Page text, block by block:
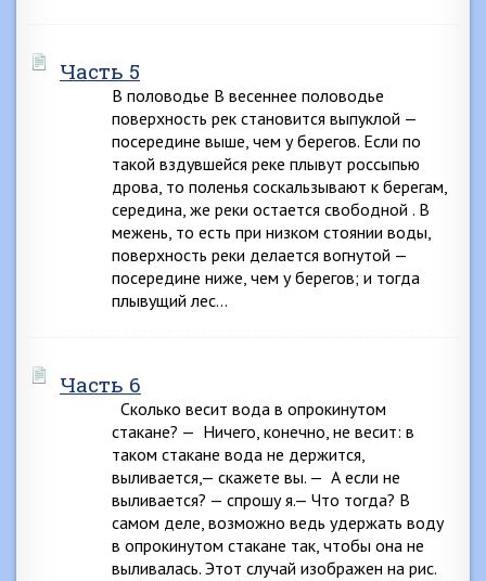
Часть 5
В половодье В весеннее половодье
поверхность рек становится выпуклой —
посередине выше, чем у берегов. Если по
такой вздувшейся реке плывут россыпью
дрова, то поленья соскальзывают к берегам,
середина, же реки остается свободной . В
межень, то есть при низком стоянии воды,
поверхность реки делается вогнутой —
посередине ниже, чем у берегов; и тогда
плывущий лес…
Часть 6
Сколько весит вода в опрокинутом
стакане? — Ничего, конечно, не весит: в
таком стакане вода не держится,
выливается,— скажете вы. — А если не
выливается? — спрошу я.— Что тогда? В
самом деле, возможно ведь удержать воду
в опрокинутом стакане так, чтобы она не
выливалась. Этот случай изображен на рис.